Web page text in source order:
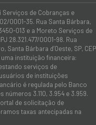
Serviços de Cobranças e
0001-35. Rua Santa Bárbara,
013 e a Moreto Serviços de
28.321.477/0001-98. Rua
Santa Bárbara d’Oeste, SP, CEP
uma instituição financeira:
serviços de
de instituições
é regulada pelo Banco
3.110, 3.954 e 3.959.
de solicitação de
taxas antecipadas na